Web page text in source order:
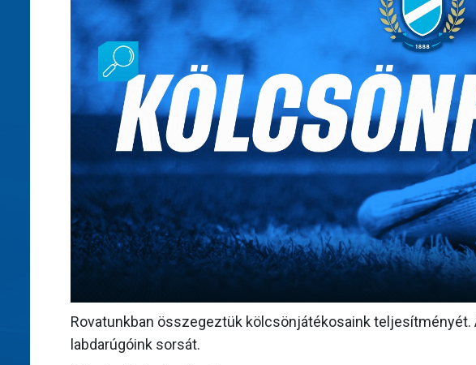
Rovatunkban összegeztük kölcsönjátékosaink
labdarúgóink sorsát.